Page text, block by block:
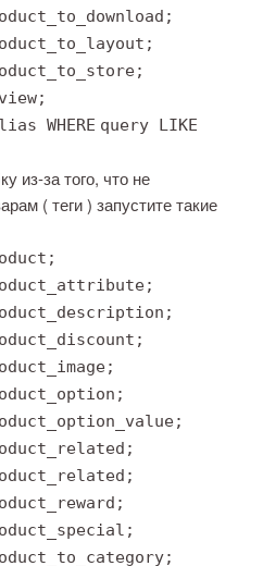
WHERE query LIKE
из-за того, что не
( теги ) запустите такие